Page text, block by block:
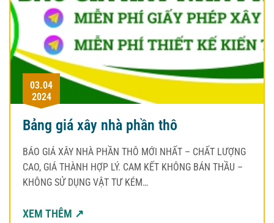
03.04
2024
Bảng giá xây nhà phần thô
BÁO GIÁ XÂY NHÀ PHẦN THÔ MỚI NHẤT – CHẤT LƯỢNG
CAO, GIÁ THÀNH HỢP LÝ. CAM KẾT KHÔNG BÁN THẦU –
KHÔNG SỬ DỤNG VẬT TƯ KÉM…
XEM THÊM ↗